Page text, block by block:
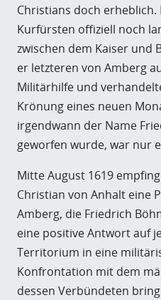
Christians doch
Kurfürsten offiziell noch
zwischen dem Kaiser und
er letzteren von Amberg
Militärhilfe und
Krönung eines neuen
irgendwann der Name
geworfen wurde, war nur
Mitte August 1619
Christian von Anhalt eine
Amberg, die Friedrich
eine positive Antwort auf
Territorium in eine
Konfrontation mit dem
dessen Verbündeten